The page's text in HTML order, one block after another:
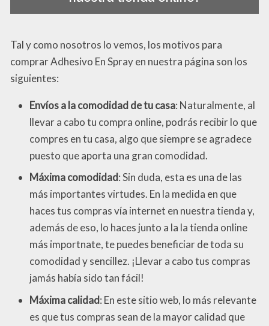
Tal y como nosotros lo vemos, los motivos para
comprar Adhesivo En Spray en nuestra página son los
siguientes:
Envíos a la comodidad de tu casa: Naturalmente, al
llevar a cabo tu compra online, podrás recibir lo que
compres en tu casa, algo que siempre se agradece
puesto que aporta una gran comodidad.
Máxima comodidad: Sin duda, esta es una de las
más importantes virtudes. En la medida en que
haces tus compras vía internet en nuestra tienda y,
además de eso, lo haces junto a la la tienda online
más importnate, te puedes beneficiar de toda su
comodidad y sencillez. ¡Llevar a cabo tus compras
jamás había sido tan fácil!
Máxima calidad: En este sitio web, lo más relevante
es que tus compras sean de la mayor calidad que